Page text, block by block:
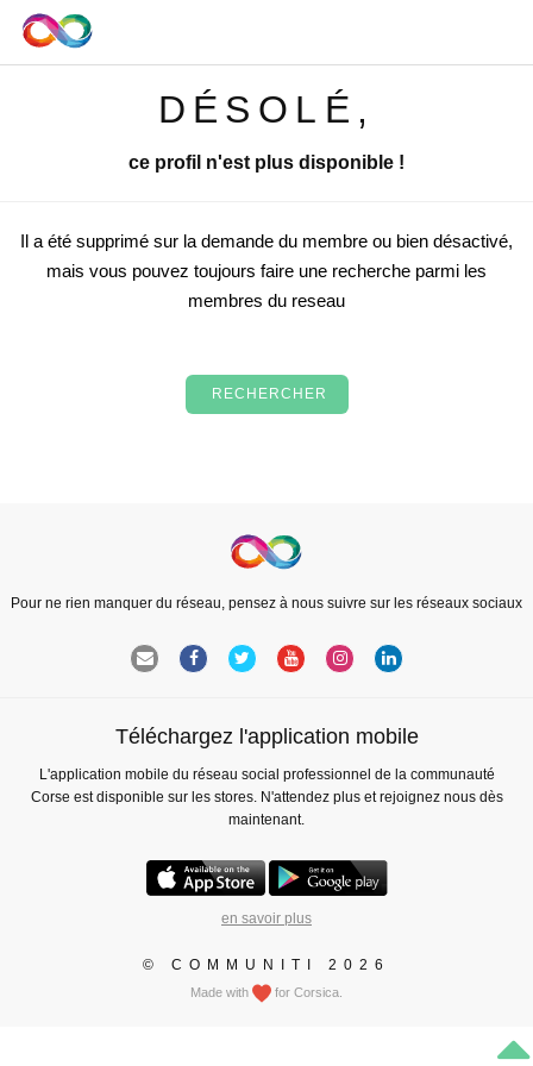
DÉSOLÉ,
ce profil n'est plus disponible !
Il a été supprimé sur la demande du membre ou bien désactivé,
mais vous pouvez toujours faire une recherche parmi les
membres du reseau
RECHERCHER
Pour ne rien manquer du réseau, pensez à nous suivre sur les réseaux sociaux
Téléchargez l'application mobile
L'application mobile du réseau social professionnel de la communauté
Corse est disponible sur les stores. N'attendez plus et rejoignez nous dès
maintenant.
en savoir plus
© COMMUNITI 2026
Made with for Corsica.